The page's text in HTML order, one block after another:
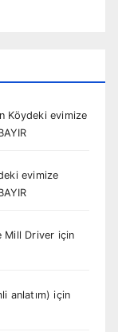
Köydeki evimize
evimize
Mill Driver için
anlatım) için